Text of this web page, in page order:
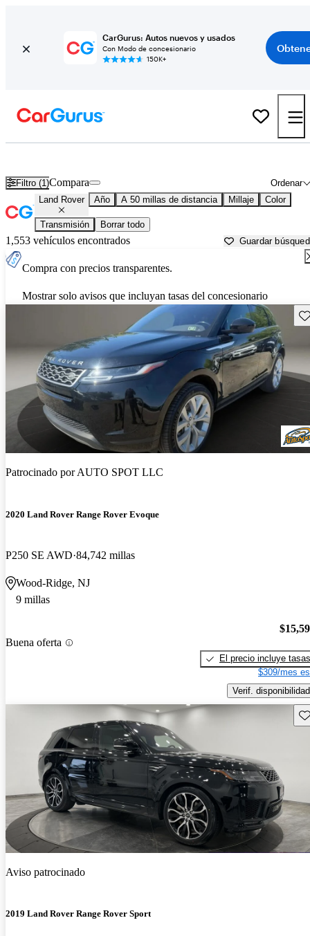
CarGurus: Autos nuevos y usados
Con Modo de concesionario
150K+
Filtro (1) Ordenar
Compara
Land Rover Año A 50 millas de distancia Millaje Color
Transmisión Borrar todo
1,553 vehículos encontrados Guardar
Compra con precios transparentes.
Mostrar solo avisos que incluyan tasas del concesionario
Patrocinado porAUTO SPOT LLC
2020 Land Rover Range Rover Evoque
P250 SE AWD 84,742 millas
Wood-Ridge, NJ
9 millas
Buena oferta
El precio incluye tasas
$309/mes
Verif. disponibilidad
Aviso patrocinado
2019 Land Rover Range Rover Sport